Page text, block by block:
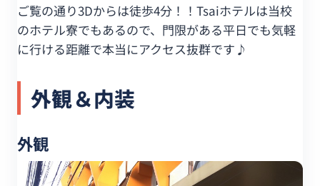
ご覧の通り3Dからは徒歩4分！！Tsaiホテルは当校
のホテル寮でもあるので、門限がある平日でも気軽
に行ける距離で本当にアクセス抜群です♪
外観＆内装
外観